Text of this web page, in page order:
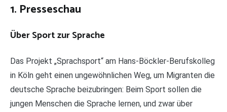
1. Presseschau
Über Sport zur Sprache
Das Projekt „Sprachsport“ am Hans-Böckler-Berufskolleg
in Köln geht einen ungewöhnlichen Weg, um Migranten die
deutsche Sprache beizubringen: Beim Sport sollen die
jungen Menschen die Sprache lernen, und zwar über